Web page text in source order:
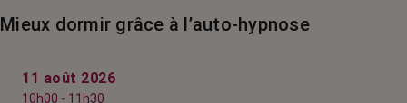
Mieux dormir grâce à l’auto-hypnose
11 août 2026
10h00 - 11h30